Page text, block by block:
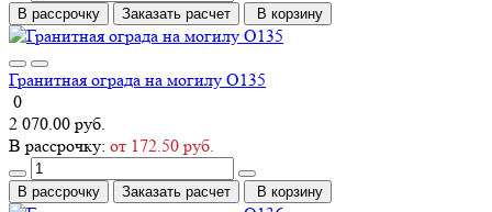
В рассрочку Заказать расчет В корзину
Гранитная ограда на могилу О135
0
2 070.00 руб.
В рассрочку: от 172.50 руб.
В рассрочку Заказать расчет В корзину